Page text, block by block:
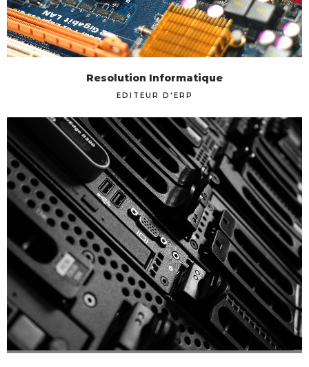
Resolution Informatique
EDITEUR D'ERP